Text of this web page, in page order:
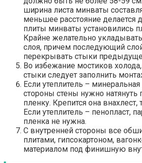
ширина листа минваты
меньшее расстояние делается
плиты минваты установились
Крайне желательно
слоя, причем последующий
перекрывать стыки
Во избежание мостиков
стыки следует заполнить
Если утеплитель –
стороны стены нужно натянуть
пленку. Крепится она
Если утеплитель – пенопласт,
пленка не нужна.
С внутренней стороны все
плитами, гипсокартоном,
материалом под финишную